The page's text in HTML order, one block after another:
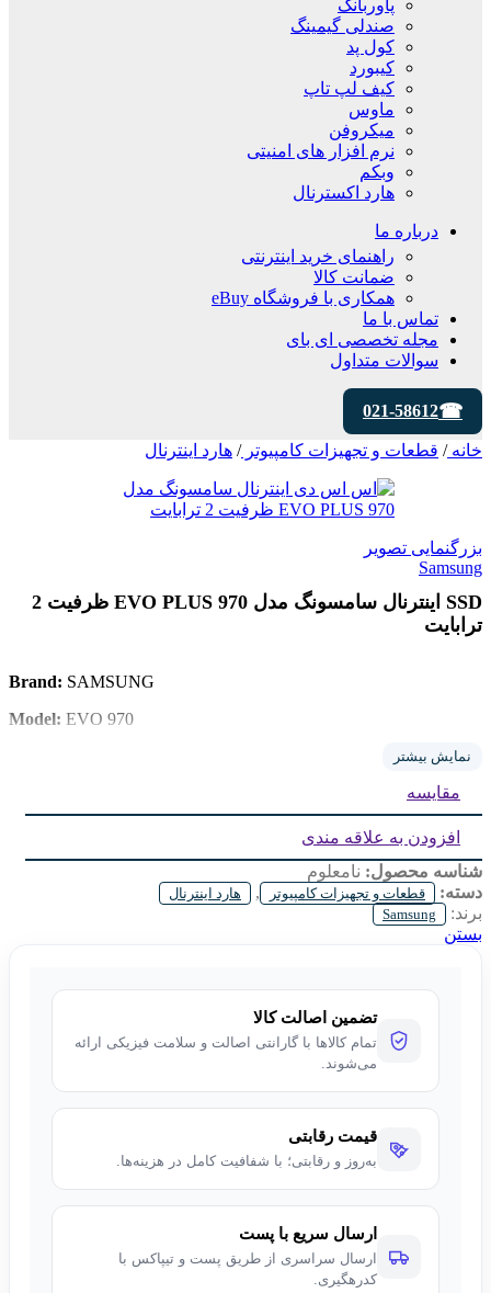
پاوربانک
صندلی گیمینگ
کول پد
کیبورد
کیف لپ تاپ
ماوس
میکروفن
نرم افزار های امنیتی
وبکم
هارد اکسترنال
درباره ما
راهنمای خرید اینترنتی
ضمانت کالا
همکاری با فروشگاه eBuy
تماس با ما
مجله تخصصی ای‌ بای
سوالات متداول
021-58612
خانه/ قطعات و تجهیزات کامپیوتر/ هارد اینترنال
بزرگنمایی تصویر
Samsung
SSD اینترنال سامسونگ مدل 970 EVO PLUS ظرفیت 2
ترابایت
Brand: SAMSUNG
Model: EVO 970
نمایش بیشتر
مقایسه
افزودن به علاقه مندی
شناسه محصول: نامعلوم
دسته:
قطعات و تجهیزات کامپیوتر , هارد اینترنال
برند: Samsung
بستن
تضمین اصالت کالا
تمام کالاها با گارانتی اصالت و سلامت فیزیکی ارائه
می‌شوند.
قیمت رقابتی
به‌روز و رقابتی؛ با شفافیت کامل در هزینه‌ها.
ارسال سریع با پست
ارسال سراسری از طریق پست و تیپاکس با
کدرهگیری.